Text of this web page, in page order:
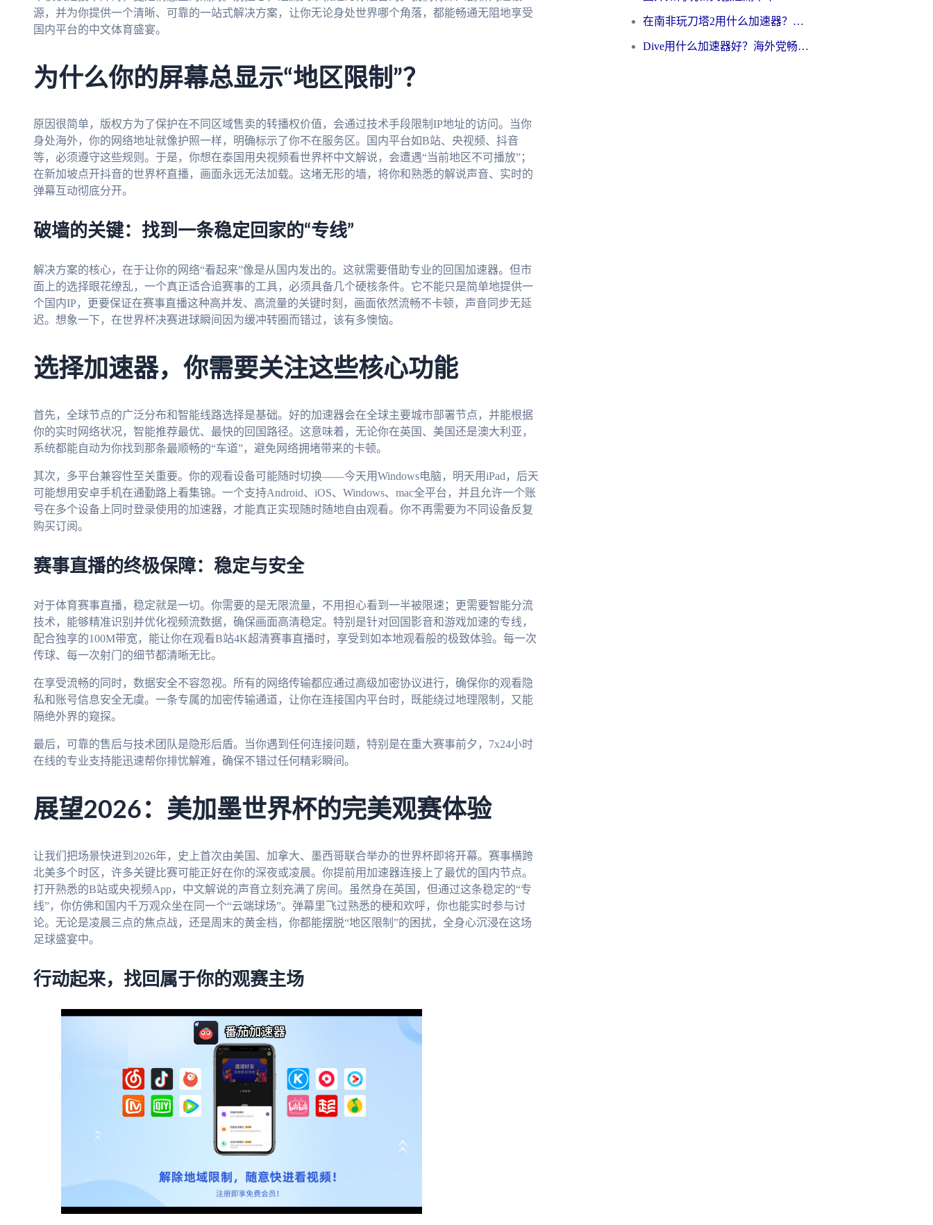
源，并为你提供一个清晰、可靠的一站式解决方案，让你无论身处世界哪个角落，都能畅通无阻地享受
国内平台的中文体育盛宴。
为什么你的屏幕总显示“地区限制”？
原因很简单，版权方为了保护在不同区域售卖的转播权价值，会通过技术手段限制IP地址的访问。当你
身处海外，你的网络地址就像护照一样，明确标示了你不在服务区。国内平台如B站、央视频、抖音
等，必须遵守这些规则。于是，你想在泰国用央视频看世界杯中文解说，会遭遇“当前地区不可播放”；
在新加坡点开抖音的世界杯直播，画面永远无法加载。这堵无形的墙，将你和熟悉的解说声音、实时的
弹幕互动彻底分开。
破墙的关键：找到一条稳定回家的“专线”
解决方案的核心，在于让你的网络“看起来”像是从国内发出的。这就需要借助专业的回国加速器。但市
面上的选择眼花缭乱，一个真正适合追赛事的工具，必须具备几个硬核条件。它不能只是简单地提供一
个国内IP，更要保证在赛事直播这种高并发、高流量的关键时刻，画面依然流畅不卡顿，声音同步无延
迟。想象一下，在世界杯决赛进球瞬间因为缓冲转圈而错过，该有多懊恼。
选择加速器，你需要关注这些核心功能
首先，全球节点的广泛分布和智能线路选择是基础。好的加速器会在全球主要城市部署节点，并能根据
你的实时网络状况，智能推荐最优、最快的回国路径。这意味着，无论你在英国、美国还是澳大利亚，
系统都能自动为你找到那条最顺畅的“车道”，避免网络拥堵带来的卡顿。
其次，多平台兼容性至关重要。你的观看设备可能随时切换——今天用Windows电脑，明天用iPad，后天
可能想用安卓手机在通勤路上看集锦。一个支持Android、iOS、Windows、mac全平台，并且允许一个账
号在多个设备上同时登录使用的加速器，才能真正实现随时随地自由观看。你不再需要为不同设备反复
购买订阅。
赛事直播的终极保障：稳定与安全
对于体育赛事直播，稳定就是一切。你需要的是无限流量，不用担心看到一半被限速；更需要智能分流
技术，能够精准识别并优化视频流数据，确保画面高清稳定。特别是针对回国影音和游戏加速的专线，
配合独享的100M带宽，能让你在观看B站4K超清赛事直播时，享受到如本地观看般的极致体验。每一次
传球、每一次射门的细节都清晰无比。
在享受流畅的同时，数据安全不容忽视。所有的网络传输都应通过高级加密协议进行，确保你的观看隐
私和账号信息安全无虞。一条专属的加密传输通道，让你在连接国内平台时，既能绕过地理限制，又能
隔绝外界的窥探。
最后，可靠的售后与技术团队是隐形后盾。当你遇到任何连接问题，特别是在重大赛事前夕，7x24小时
在线的专业支持能迅速帮你排忧解难，确保不错过任何精彩瞬间。
展望2026：美加墨世界杯的完美观赛体验
让我们把场景快进到2026年，史上首次由美国、加拿大、墨西哥联合举办的世界杯即将开幕。赛事横跨
北美多个时区，许多关键比赛可能正好在你的深夜或凌晨。你提前用加速器连接上了最优的国内节点。
打开熟悉的B站或央视频App，中文解说的声音立刻充满了房间。虽然身在英国，但通过这条稳定的“专
线”，你仿佛和国内千万观众坐在同一个“云端球场”。弹幕里飞过熟悉的梗和欢呼，你也能实时参与讨
论。无论是凌晨三点的焦点战，还是周末的黄金档，你都能摆脱“地区限制”的困扰，全身心沉浸在这场
足球盛宴中。
行动起来，找回属于你的观赛主场
在南非玩刀塔2用什么加速器？一份给海外游子的终极生存指南
Dive用什么加速器好？海外党畅玩国服游戏的终极避坑指南